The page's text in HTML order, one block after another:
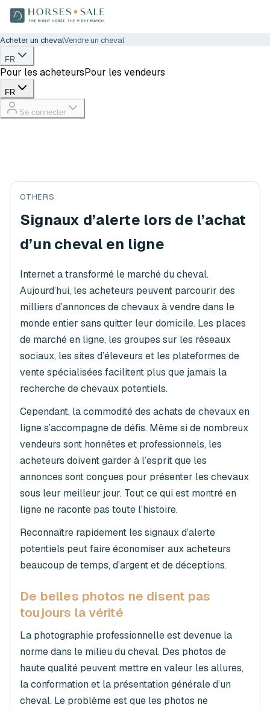
Acheter un chevalVendre un cheval
FR
Pour les acheteursPour les vendeurs
FR
Se connecter
OTHERS
Signaux d’alerte lors de l’achat
d’un cheval en ligne
Internet a transformé le marché du cheval.
Aujourd’hui, les acheteurs peuvent parcourir des
milliers d’annonces de chevaux à vendre dans le
monde entier sans quitter leur domicile. Les places
de marché en ligne, les groupes sur les réseaux
sociaux, les sites d’éleveurs et les plateformes de
vente spécialisées facilitent plus que jamais la
recherche de chevaux potentiels.
Cependant, la commodité des achats de chevaux en
ligne s’accompagne de défis. Même si de nombreux
vendeurs sont honnêtes et professionnels, les
acheteurs doivent garder à l’esprit que les
annonces sont conçues pour présenter les chevaux
sous leur meilleur jour. Tout ce qui est montré en
ligne ne raconte pas toute l’histoire.
Reconnaître rapidement les signaux d’alerte
potentiels peut faire économiser aux acheteurs
beaucoup de temps, d’argent et de déceptions.
De belles photos ne disent pas
toujours la vérité
La photographie professionnelle est devenue la
norme dans le milieu du cheval. Des photos de
haute qualité peuvent mettre en valeur les allures,
la conformation et la présentation générale d’un
cheval. Le problème est que les photos ne